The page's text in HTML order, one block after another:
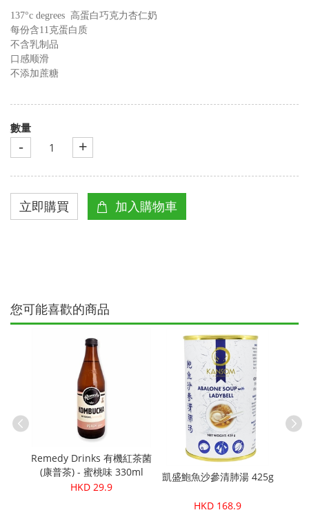
137°c degrees 高蛋白巧克力杏仁奶
每份含11克蛋白质
不含乳制品
口感顺滑
不添加蔗糖
數量
- +
您可能喜歡的商品
Remedy Drinks 有機紅茶菌
(康普茶) - 蜜桃味 330ml
HKD 29.9
凱盛鮑魚沙參清肺湯 425g
HKD 168.9